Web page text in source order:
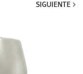
SIGUIENTE